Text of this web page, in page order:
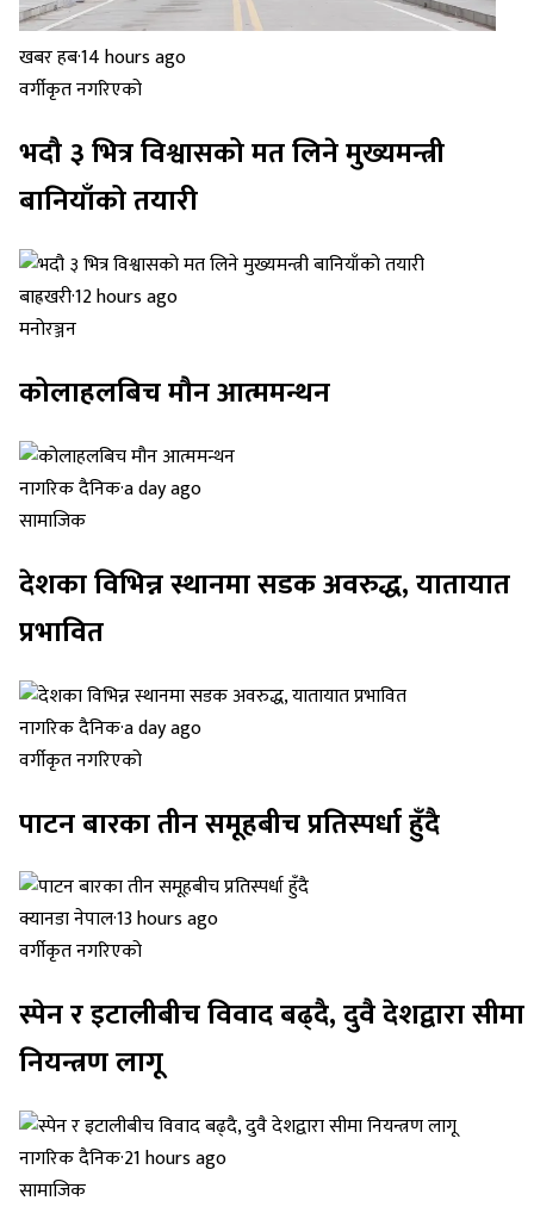
खबर हब·14 hours ago
वर्गीकृत नगरिएको
भदौ ३ भित्र विश्वासको मत लिने मुख्यमन्त्री
बानियाँको तयारी
बाह्रखरी·12 hours ago
मनोरञ्जन
कोलाहलबिच मौन आत्ममन्थन
नागरिक दैनिक·a day ago
सामाजिक
देशका विभिन्न स्थानमा सडक अवरुद्ध, यातायात
प्रभावित
नागरिक दैनिक·a day ago
वर्गीकृत नगरिएको
पाटन बारका तीन समूहबीच प्रतिस्पर्धा हुँदै
क्यानडा नेपाल·13 hours ago
वर्गीकृत नगरिएको
स्पेन र इटालीबीच विवाद बढ्दै, दुवै देशद्वारा सीमा
नियन्त्रण लागू
नागरिक दैनिक·21 hours ago
सामाजिक